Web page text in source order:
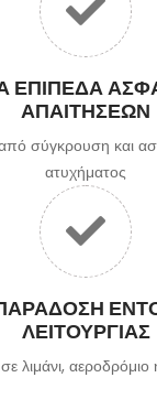
ΕΠΊΠΕΔΑ
ΑΠΑΙΤΉΣΕΩΝ
σύγκρουση και
ατυχήματος
ΛΕΙΤΟΥΡΓΊΑΣ
λιμάνι,